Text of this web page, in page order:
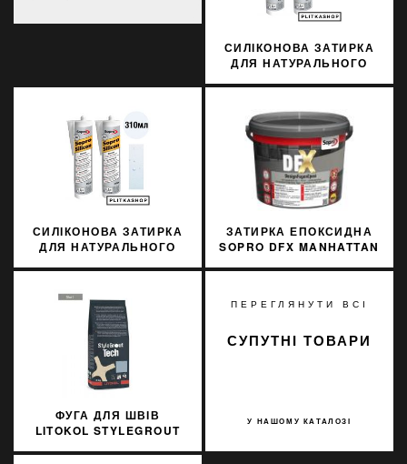
СИЛІКОНОВА ЗАТИРКА
ДЛЯ НАТУРАЛЬНОГО
310МЛ
СИЛІКОНОВА ЗАТИРКА
ДЛЯ НАТУРАЛЬНОГО
ЗАТИРКА ЕПОКСИДНА
SOPRO DFX MANHATTAN
ФУГА ДЛЯ ШВІВ
LITOKOL STYLEGROUT
ПЕРЕГЛЯНУТИ ВСІ
У НАШОМУ КАТАЛОЗІ
СУПУТНІ ТОВАРИ